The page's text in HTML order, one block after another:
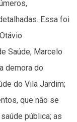
Essa foi
Saúde, Marcelo
demora do
do Vila Jardim;
que não se
pública; as